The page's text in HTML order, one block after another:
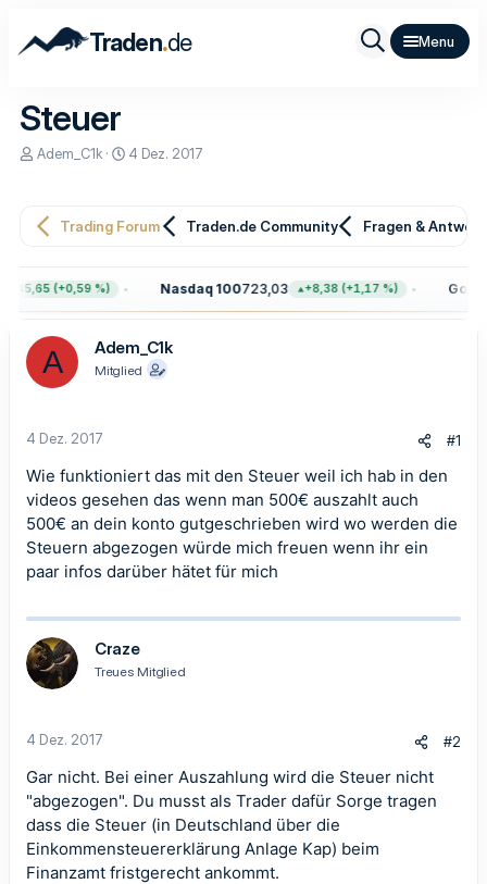
Traden.de
Steuer
E
e
r
Adem_C1k
E
e
m
4 Dez. 2017
Trading Forum Traden.de Community Fragen &
+45,65 (+0,59 %) Nasdaq 100723,03 +8,38 (+1,17 %) Gold
A Adem_C1k
Mitglied
4 Dez. 2017 #1
Wie funktioniert das mit den Steuer weil ich hab in den
videos gesehen das wenn man 500€ auszahlt auch
500€ an dein konto gutgeschrieben wird wo werden die
Steuern abgezogen würde mich freuen wenn ihr ein
paar infos darüber hätet für mich
Craze
Treues Mitglied
4 Dez. 2017 #2
Gar nicht. Bei einer Auszahlung wird die Steuer nicht
"abgezogen". Du musst als Trader dafür Sorge tragen
dass die Steuer (in Deutschland über die
Einkommensteuererklärung Anlage Kap) beim
Finanzamt fristgerecht ankommt.